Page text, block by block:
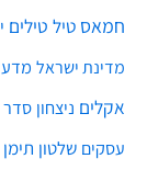
חמאס טיל טילים
מדינת ישראל מדע
אקלים ניצחון סדר
עסקים שלטון תימן